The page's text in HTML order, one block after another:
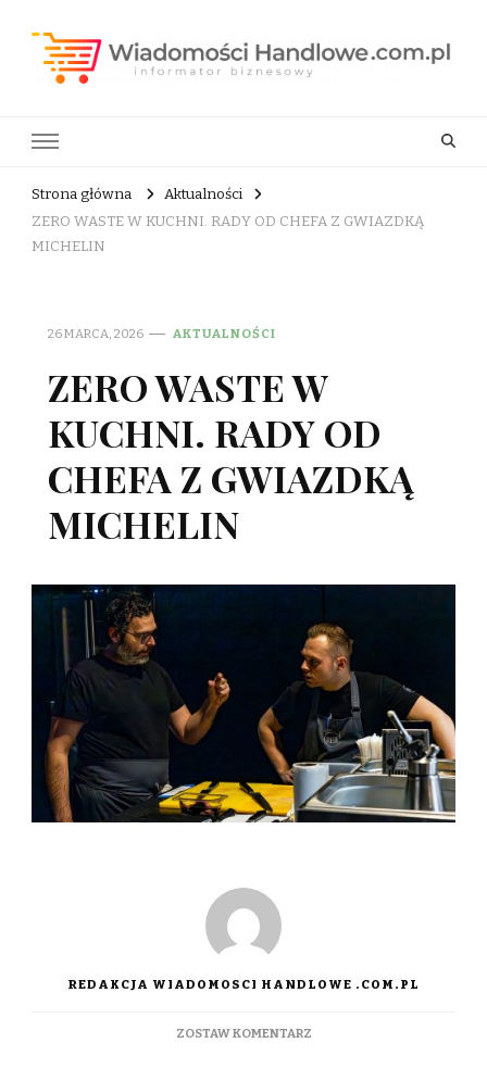
Strona główna
Aktualności
ZERO WASTE W KUCHNI. RADY OD CHEFA Z GWIAZDKĄ
MICHELIN
26 MARCA, 2026 AKTUALNOŚCI
ZERO WASTE W
KUCHNI. RADY OD
CHEFA Z GWIAZDKĄ
MICHELIN
REDAKCJA WIADOMOSCI HANDLOWE .COM.PL
ZOSTAW KOMENTARZDO